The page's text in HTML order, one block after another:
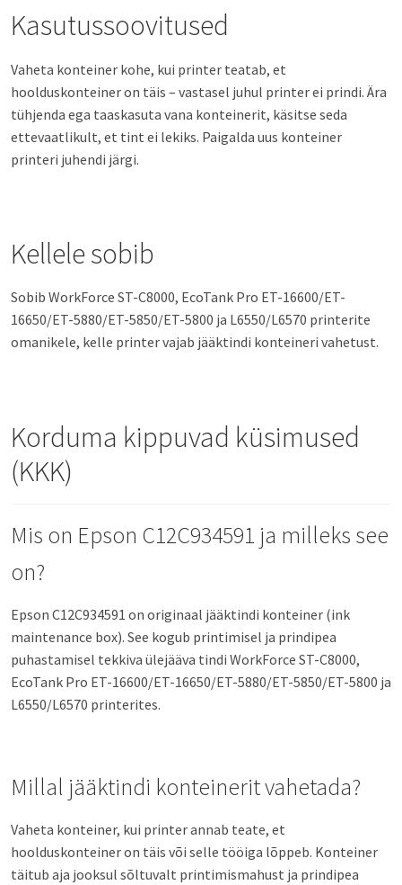
Kasutussoovitused
Vaheta konteiner kohe, kui printer teatab, et
hoolduskonteiner on täis – vastasel juhul printer ei prindi. Ära
tühjenda ega taaskasuta vana konteinerit, käsitse seda
ettevaatlikult, et tint ei lekiks. Paigalda uus konteiner
printeri juhendi järgi.
Kellele sobib
Sobib WorkForce ST-C8000, EcoTank Pro ET-16600/ET-
16650/ET-5880/ET-5850/ET-5800 ja L6550/L6570 printerite
omanikele, kelle printer vajab jääktindi konteineri vahetust.
Korduma kippuvad küsimused
(KKK)
Mis on Epson C12C934591 ja milleks see
on?
Epson C12C934591 on originaal jääktindi konteiner (ink
maintenance box). See kogub printimisel ja prindipea
puhastamisel tekkiva ülejääva tindi WorkForce ST-C8000,
EcoTank Pro ET-16600/ET-16650/ET-5880/ET-5850/ET-5800 ja
L6550/L6570 printerites.
Millal jääktindi konteinerit vahetada?
Vaheta konteiner, kui printer annab teate, et
hoolduskonteiner on täis või selle tööiga lõppeb. Konteiner
täitub aja jooksul sõltuvalt printimismahust ja prindipea